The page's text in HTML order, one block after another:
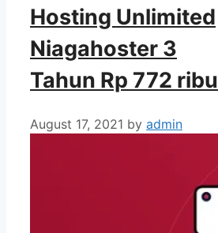
Hosting Unlimited
Niagahoster 3
Tahun Rp 772 ribu
August 17, 2021 by admin